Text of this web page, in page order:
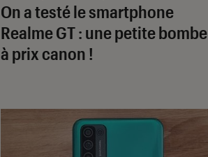
On a testé le smartphone
Realme GT : une petite bombe
à prix canon !